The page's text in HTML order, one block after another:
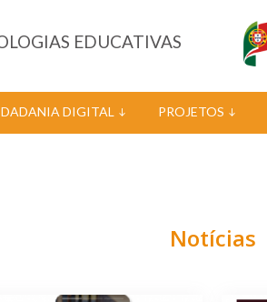
EDUCATIVAS
DIGITAL PROJETOS
Notícias